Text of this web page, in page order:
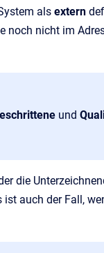
als extern
noch nicht im
und
die
auch der Fall,